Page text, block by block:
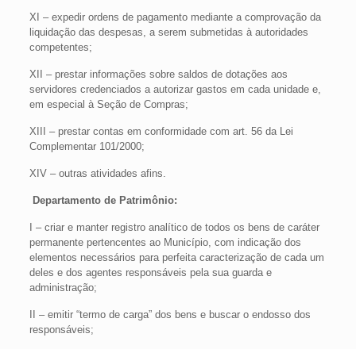
XI – expedir ordens de pagamento mediante a comprovação da
liquidação das despesas, a serem submetidas à autoridades
competentes;
XII – prestar informações sobre saldos de dotações aos
servidores credenciados a autorizar gastos em cada unidade e,
em especial à Seção de Compras;
XIII – prestar contas em conformidade com art. 56 da Lei
Complementar 101/2000;
XIV – outras atividades afins.
Departamento de Patrimônio:
I – criar e manter registro analítico de todos os bens de caráter
permanente pertencentes ao Município, com indicação dos
elementos necessários para perfeita caracterização de cada um
deles e dos agentes responsáveis pela sua guarda e
administração;
II – emitir “termo de carga” dos bens e buscar o endosso dos
responsáveis;